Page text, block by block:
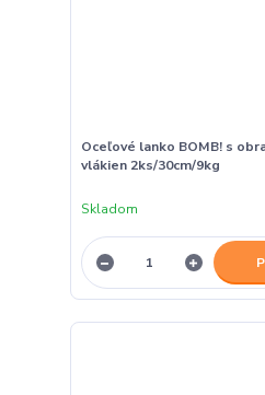
Oceľové lanko BOMB! s
vlákien 2ks/30cm/9kg
Skladom